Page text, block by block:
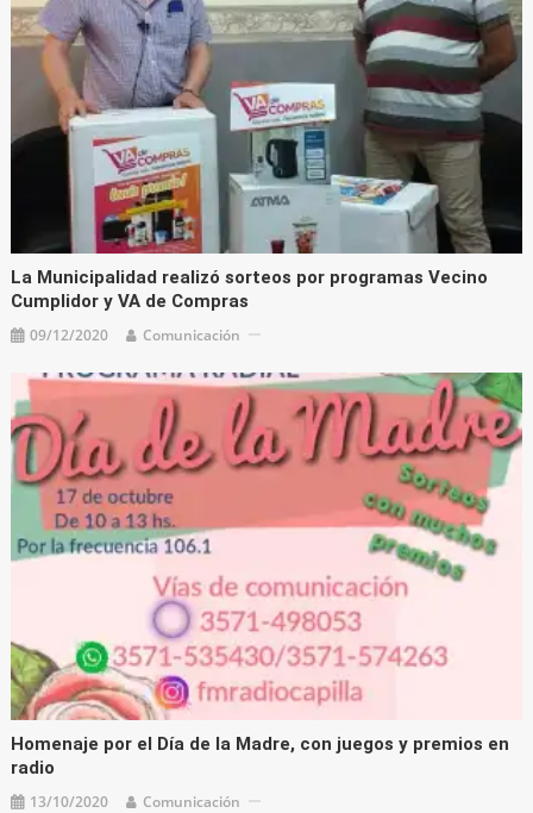
La Municipalidad realizó sorteos por programas Vecino
Cumplidor y VA de Compras
09/12/2020 Comunicación
Homenaje por el Día de la Madre, con juegos y premios en
radio
13/10/2020 Comunicación